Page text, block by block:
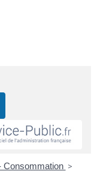
Consommation >